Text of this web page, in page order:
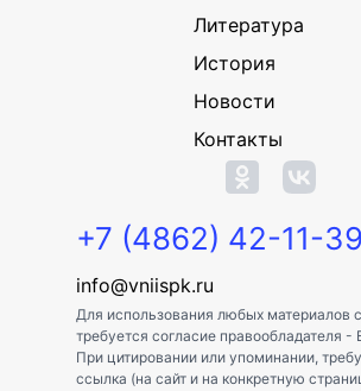
Литература
История
Новости
Контакты
+7 (4862) 42-11-39
info@vniispk.ru
Для использования любых материалов
требуется согласие правообладателя
При цитировании или упоминании,
ссылка (на сайт и на конкретную